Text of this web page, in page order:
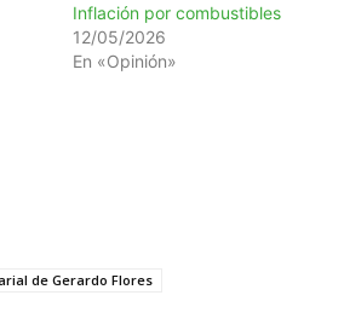
Inflación por combustibles
12/05/2026
En «Opinión»
de Gerardo Flores